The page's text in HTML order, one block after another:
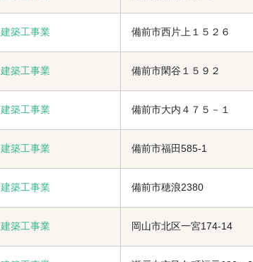
建築工事業 備前市西片上１５２６
建築工事業 備前市閑谷１５９２
建築工事業 備前市大内４７５－１
建築工事業 備前市福田585-1
建築工事業 備前市穂浪2380
建築工事業 岡山市北区一宮174-14